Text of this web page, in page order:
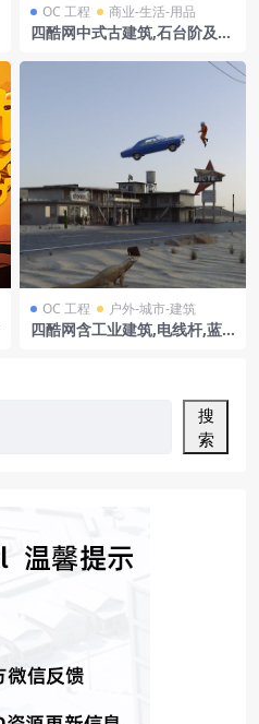
OC 工程 商业-生活-用品
四酷网中式古建筑,石台阶及石
OC 工程 户外-城市-建筑
四酷网含工业建筑,电线杆,蓝
搜
索